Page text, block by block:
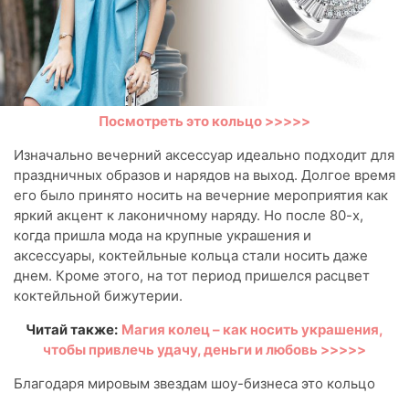
Посмотреть это кольцо >>>>>
Изначально вечерний аксессуар идеально подходит для
праздничных образов и нарядов на выход. Долгое время
его было принято носить на вечерние мероприятия как
яркий акцент к лаконичному наряду. Но после 80-х,
когда пришла мода на крупные украшения и
аксессуары, коктейльные кольца стали носить даже
днем. Кроме этого, на тот период пришелся расцвет
коктейльной бижутерии.
Читай также: Магия колец – как носить украшения,
чтобы привлечь удачу, деньги и любовь >>>>>
Благодаря мировым звездам шоу-бизнеса это кольцо